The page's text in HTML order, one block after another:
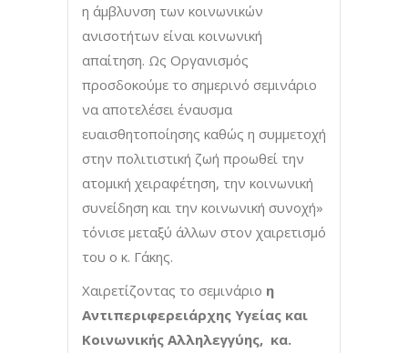
η άμβλυνση των κοινωνικών
ανισοτήτων είναι κοινωνική
απαίτηση. Ως Οργανισμός
προσδοκούμε το σημερινό σεμινάριο
να αποτελέσει έναυσμα
ευαισθητοποίησης καθώς η συμμετοχή
στην πολιτιστική ζωή προωθεί την
ατομική χειραφέτηση, την κοινωνική
συνείδηση και την κοινωνική συνοχή»
τόνισε μεταξύ άλλων στον χαιρετισμό
του ο κ. Γάκης.
Χαιρετίζοντας το σεμινάριο η
Αντιπεριφερειάρχης Υγείας και
Κοινωνικής Αλληλεγγύης, κα.